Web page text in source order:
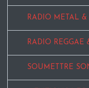
RADIO METAL
RADIO REGGAE
SOUMETTRE